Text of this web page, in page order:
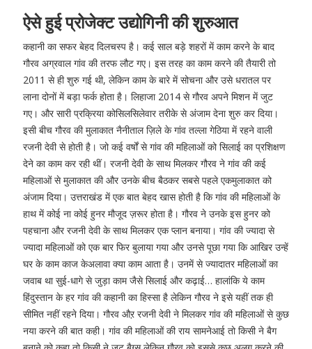
ऐसे हुई प्रोजेक्ट उद्योगिनी की शुरुआत
कहानी का सफर बेहद दिलचस्प है। कई साल बड़े शहरों में काम करने के बाद
गौरव अग्रवाल गांव की तरफ लौट गए। इस तरह का काम करने की तैयारी तो
2011 से ही शुरु गई थी, लेकिन काम के बारे में सोचना और उसे धरातल पर
लाना दोनों में बड़ा फर्क होता है। लिहाजा 2014 से गौरव अपने मिशन में जुट
गए। और सारी प्रक्रिया कोसिलसिलेवार तरीके से अंजाम देना शुरु कर दिया।
इसी बीच गौरव की मुलाकात नैनीताल ज़िले के गांव तल्ला गेठिया में रहने वाली
रजनी देवी से होती है। जो कई वर्षों से गांव की महिलाओं को सिलाई का प्रशिक्षण
देने का काम कर रही थीं। रजनी देवी के साथ मिलकर गौरव ने गांव की कई
महिलाओं से मुलाकात की और उनके बीच बैठकर सबसे पहले एकमुलाकात को
अंजाम दिया। उत्तराखंड में एक बात बेहद खास होती है कि गांव की महिलाओं के
हाथ में कोई ना कोई हुनर मौजूद ज़रूर होता है। गौरव ने उनके इस हुनर को
पहचाना और रजनी देवी के साथ मिलकर एक प्लान बनाया। गांव की ज्यादा से
ज्यादा महिलाओं को एक बार फिर बुलाया गया और उनसे पूछा गया कि आखिर उन्हें
घर के काम काज केअलावा क्या काम आता है। उनमें से ज्यादातर महिलाओं का
जवाब था सुई-धागे से जुड़ा काम जैसे सिलाई और कढ़ाई… हालांकि ये काम
हिंदुस्तान के हर गांव की कहानी का हिस्सा है लेकिन गौरव ने इसे यहीं तक ही
सीमित नहीं रहने दिया। गौरव औऱ रजनी देवी ने मिलकर गांव की महिलाओं से कुछ
नया करने की बात कही। गांव की महिलाओं की राय सामनेआई तो किसी ने बैग